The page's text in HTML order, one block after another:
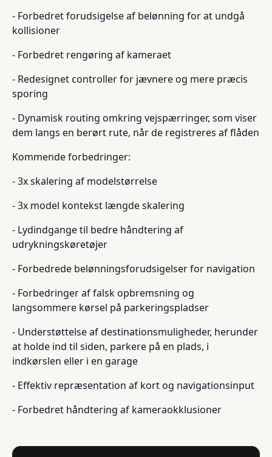
- Forbedret forudsigelse af belønning for at undgå
kollisioner
- Forbedret rengøring af kameraet
- Redesignet controller for jævnere og mere præcis
sporing
- Dynamisk routing omkring vejspærringer, som viser
dem langs en berørt rute, når de registreres af flåden
Kommende forbedringer:
- 3x skalering af modelstørrelse
- 3x model kontekst længde skalering
- Lydindgange til bedre håndtering af
udrykningskøretøjer
- Forbedrede belønningsforudsigelser for navigation
- Forbedringer af falsk opbremsning og
langsommere kørsel på parkeringspladser
- Understøttelse af destinationsmuligheder, herunder
at holde ind til siden, parkere på en plads, i
indkørslen eller i en garage
- Effektiv repræsentation af kort og navigationsinput
- Forbedret håndtering af kameraokklusioner